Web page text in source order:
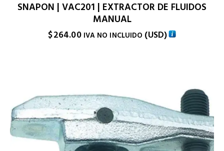
SNAPON | VAC201 | EXTRACTOR DE FLUIDOS
MANUAL
$264.00 IVA NO INCLUIDO (USD)